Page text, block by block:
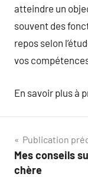
atteindre un
souvent des
repos selon
vos
En savoir plus à
de
Publication
Mes conseils
chère